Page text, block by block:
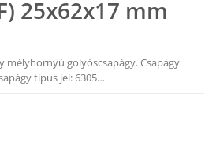
25x62x17 mm
mélyhornyú golyóscsapágy. Csapágy
típus jel: 6305…